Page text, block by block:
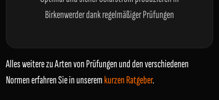
Birkenwerder dank regelmäßiger Prüfungen
Alles weitere zu Arten von Prüfungen und den verschiedenen
Normen erfahren Sie in unseremkurzen Ratgeber.